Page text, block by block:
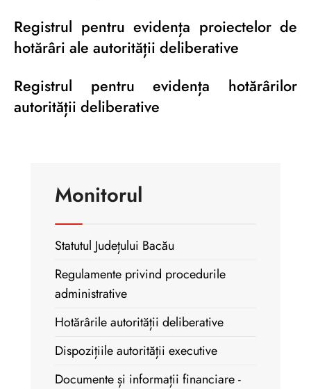
Registrul pentru evidența proiectelor de
hotărâri ale autorității deliberative
Registrul pentru evidența hotărârilor
autorității deliberative
Monitorul
Statutul Județului Bacău
Regulamente privind procedurile
administrative
Hotărârile autorității deliberative
Dispozițiile autorității executive
Documente și informații financiare -